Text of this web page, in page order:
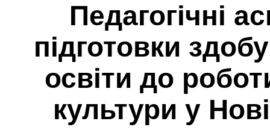
Педагогічні
підготовки
освіти до
культури у